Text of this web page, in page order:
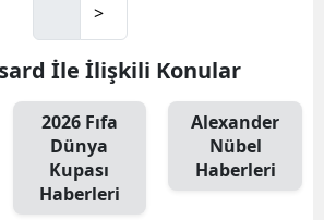
>
İle İlişkili Konular
2026 Fıfa
Dünya
Kupası
Haberleri
Alexander
Nübel
Haberleri